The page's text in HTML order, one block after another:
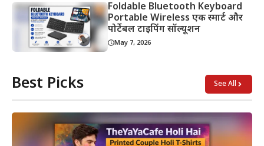
Foldable Bluetooth Keyboard
Portable Wireless एक स्मार्ट और
पोर्टेबल टाइपिंग सॉल्यूशन
May 7, 2026
Best Picks See All